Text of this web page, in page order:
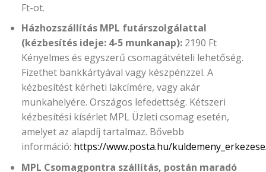
Ft-ot.
Házhozszállítás MPL futárszolgálattal
(kézbesítés ideje: 4-5 munkanap): 2190 Ft
Kényelmes és egyszerű csomagátvételi lehetőség.
Fizethet bankkártyával vagy készpénzzel. A
kézbesítést kérheti lakcímére, vagy akár
munkahelyére. Országos lefedettség. Kétszeri
kézbesítési kísérlet MPL Üzleti csomag esetén,
amelyet az alapdíj tartalmaz. Bővebb
információ: https://www.posta.hu/
MPL Csomagpontra szállítás, postán maradó